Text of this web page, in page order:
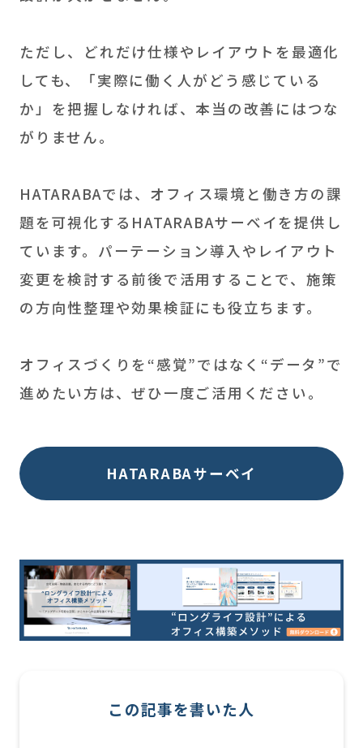
ただし、どれだけ仕様やレイアウトを最適化
しても、「実際に働く人がどう感じている
か」を把握しなければ、本当の改善にはつな
がりません。
HATARABAでは、オフィス環境と働き方の課
題を可視化するHATARABAサーベイを提供し
ています。パーテーション導入やレイアウト
変更を検討する前後で活用することで、施策
の方向性整理や効果検証にも役立ちます。
オフィスづくりを“感覚”ではなく“データ”で
進めたい方は、ぜひ一度ご活用ください。
HATARABAサーベイ
この記事を書いた人